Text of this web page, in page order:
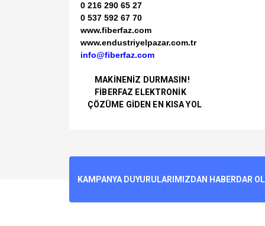
0 216 290 65 27
0 537 592 67 70
www.fiberfaz.com
www.endustriyelpazar.com.tr
info@fiberfaz.com
MAKİNENİZ DURMASIN!
FİBERFAZ ELEKTRONİK
ÇÖZÜME GİDEN EN KISA YOL
Ürün resmi kalitesiz, bozuk veya
KAMPANYA DUYURULARIMIZDAN HABERDAR